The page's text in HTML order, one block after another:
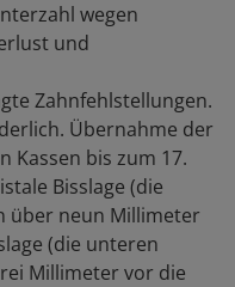
wegen
und
Zahnfehlstellungen.
Übernahme der
Kassen bis zum 17.
Bisslage (die
über neun Millimeter
(die unteren
Millimeter vor die